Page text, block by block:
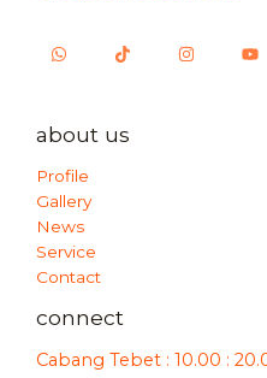
about us
Profile
Gallery
News
Service
Contact
connect
Cabang Tebet : 10.00 :